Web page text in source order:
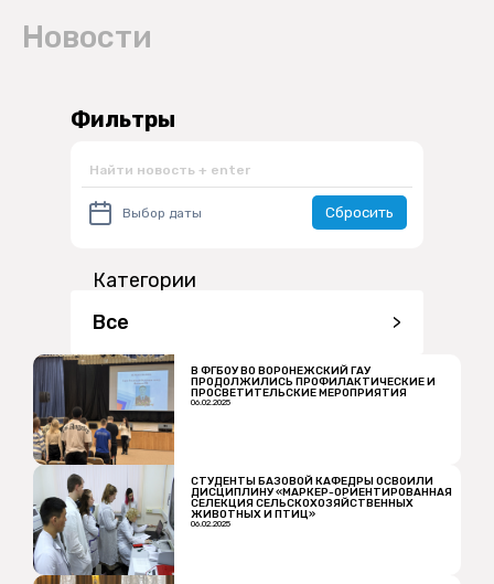
Новости
В ФГБОУ ВО ВОРОНЕЖСКИЙ ГАУ
ПРОДОЛЖИЛИСЬ ПРОФИЛАКТИЧЕСКИЕ И
ПРОСВЕТИТЕЛЬСКИЕ МЕРОПРИЯТИЯ
06.02.2025
СТУДЕНТЫ БАЗОВОЙ КАФЕДРЫ ОСВОИЛИ
ДИСЦИПЛИНУ «МАРКЕР-ОРИЕНТИРОВАННАЯ
СЕЛЕКЦИЯ СЕЛЬСКОХОЗЯЙСТВЕННЫХ
ЖИВОТНЫХ И ПТИЦ»
06.02.2025
Фильтры
Сбросить
Категории
Все
>